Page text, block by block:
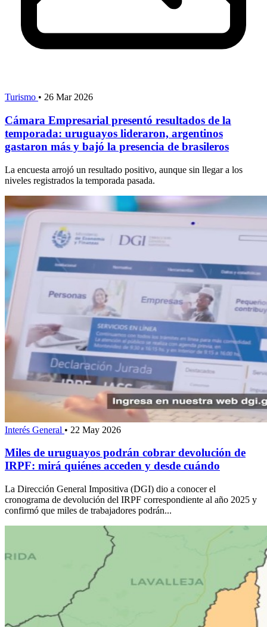
Turismo • 26 Mar 2026
Cámara Empresarial presentó resultados de la
temporada: uruguayos lideraron, argentinos
gastaron más y bajó la presencia de brasileros
La encuesta arrojó un resultado positivo, aunque sin llegar a los
niveles registrados la temporada pasada.
Interés General • 22 May 2026
Miles de uruguayos podrán cobrar devolución de
IRPF: mirá quiénes acceden y desde cuándo
La Dirección General Impositiva (DGI) dio a conocer el
cronograma de devolución del IRPF correspondiente al año 2025 y
confirmó que miles de trabajadores podrán...